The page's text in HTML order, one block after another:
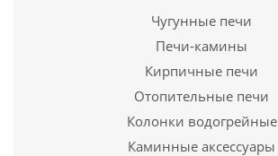
Чугунные печи
Печи-камины
Кирпичные печи
Отопительные печи
Колонки водогрейные
Каминные аксессуары